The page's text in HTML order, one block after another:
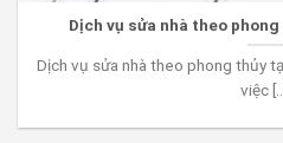
Dịch vụ sửa nhà theo
Dịch vụ sửa nhà theo phong thủy
việc